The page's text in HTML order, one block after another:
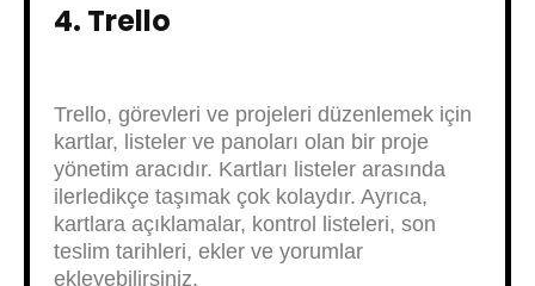
4. Trello
Trello, görevleri ve projeleri düzenlemek için
kartlar, listeler ve panoları olan bir proje
yönetim aracıdır. Kartları listeler arasında
ilerledikçe taşımak çok kolaydır. Ayrıca,
kartlara açıklamalar, kontrol listeleri, son
teslim tarihleri, ekler ve yorumlar
ekleyebilirsiniz.